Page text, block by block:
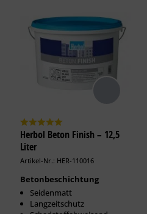
Herbol Beton Finish – 12,5
Liter
Artikel-Nr.: HER-110016
Betonbeschichtung
Seidenmatt
Langzeitschutz